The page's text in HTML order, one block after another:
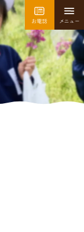
お電話 メニュー